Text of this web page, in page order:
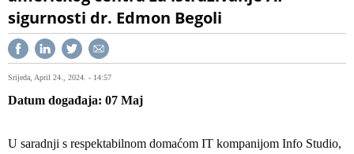
sigurnosti dr. Edmon Begoli
Srijeda, April 24., 2024. - 14:57
Datum događaja 07 Maj
U saradnji s respektabilnom domaćom IT kompanijom Info Studio,